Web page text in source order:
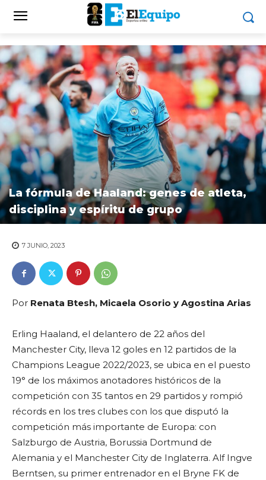
La fórmula de Haaland: genes de atleta,
disciplina y espíritu de grupo
7 JUNIO, 2023
Por Renata Btesh, Micaela Osorio y Agostina Arias
Erling Haaland, el delantero de 22 años del
Manchester City, lleva 12 goles en 12 partidos de la
Champions League 2022/2023, se ubica en el puesto
19° de los máximos anotadores históricos de la
competición con 35 tantos en 29 partidos y rompió
récords en los tres clubes con los que disputó la
competición más importante de Europa: con
Salzburgo de Austria, Borussia Dortmund de
Alemania y el Manchester City de Inglaterra. Alf Ingve
Berntsen, su primer entrenador en el Bryne FK de